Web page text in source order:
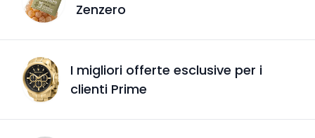
Zenzero
I migliori offerte esclusive per i
clienti Prime